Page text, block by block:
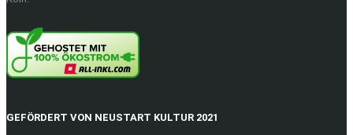
GEFÖRDERT VON NEUSTART KULTUR 2021